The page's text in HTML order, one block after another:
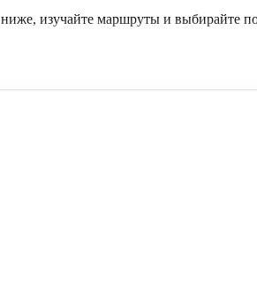
изучайте маршруты и выбирайте